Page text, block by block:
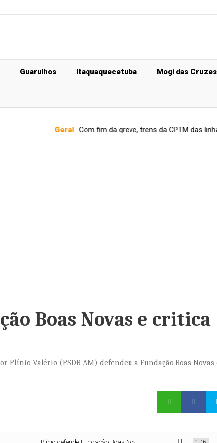
Guarulhos Itaquaquecetuba Mogi das Cruzes
Com fim da greve, trens da CPTM das linhas 11, 12 e 13
Boas Novas e critica
Plínio Valério (PSDB-AM) defendeu a Fundação Boas Novas